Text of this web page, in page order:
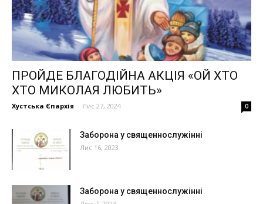
ПРОЙДЕ БЛАГОДІЙНА АКЦІЯ «ОЙ ХТО
ХТО МИКОЛАЯ ЛЮБИТЬ»
Хустська Єпархія - Лис 27, 2024 0
Заборона у священнослужінні
Лис 16, 2023
Заборона у священнослужінні